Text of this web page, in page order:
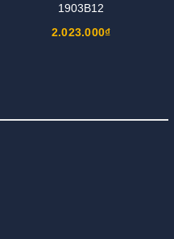
1903B12
2.023.000₫